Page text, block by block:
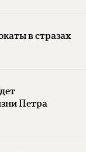
в стразах
Петра